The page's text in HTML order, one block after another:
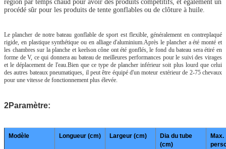
région par temps chaud pour avoir des produits compétitifs, et également un
procédé sûr pour les produits de tente gonflables ou de clôture à huile.
Le plancher de notre bateau gonflable de sport est flexible, généralement en contreplaqué
rigide, en plastique synthétique ou en alliage d'aluminium.Après le plancher a été monté et
les chambres sur la planche et keelson cône ont été gonflés, le fond du bateau sera étiré en
forme de V, ce qui donnera au bateau de meilleures performances pour le suivi des virages
et le déplacement de l'eau.Bien que ce type de plancher inférieur soit plus lourd que celui
des autres bateaux pneumatiques, il peut être équipé d'un moteur extérieur de 2-75 chevaux
pour une vitesse de fonctionnement plus élevée.
2Paramètre:
Modèle Longueur (cm) Largeur (cm)
Dia du tube
(cm)
Max.